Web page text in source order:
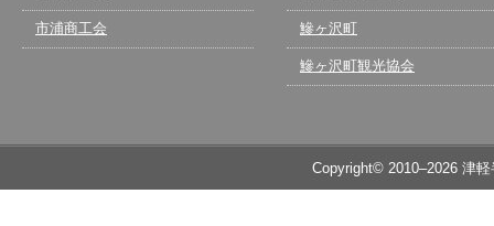
市浦商工会 鰺ヶ沢町
鰺ヶ沢町観光協会
Copyright© 2010–2026 津